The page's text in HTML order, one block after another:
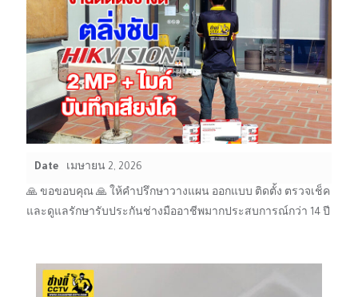
Date เมษายน 2, 2026
🙏 ขอขอบคุณ 🙏 ให้คำปรึกษาวางแผน ออกแบบ ติดตั้ง ตรวจเช็ค
และดูแลรักษารับประกันช่างมืออาชีพมากประสบการณ์กว่า 14 ปี